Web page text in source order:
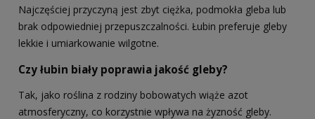
Najczęściej przyczyną jest zbyt ciężka, podmokła gleba lub
brak odpowiedniej przepuszczalności. Łubin preferuje gleby
lekkie i umiarkowanie wilgotne.
Czy łubin biały poprawia jakość gleby?
Tak, jako roślina z rodziny bobowatych wiąże azot
atmosferyczny, co korzystnie wpływa na żyzność gleby.